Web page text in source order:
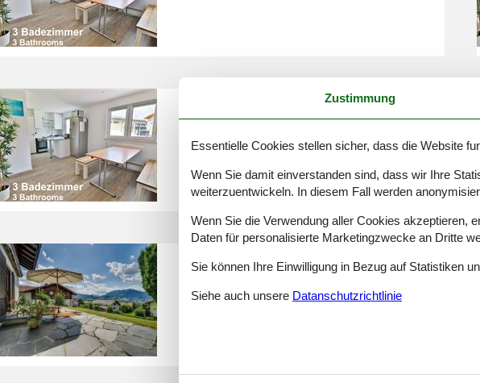
ferienhäuser allgäu 14 personen
ferienhaus allgäu 5 schlafzimmer
Zustimmung
Essentielle Cookies stellen sicher, dass die Website
Wenn Sie damit einverstanden sind, dass wir Ihre
weiterzuentwickeln. In diesem Fall werden
Wenn Sie die Verwendung aller Cookies akzeptieren,
Daten für personalisierte Marketingzwecke an Dritte
Sie können Ihre Einwilligung in Bezug auf Statistiken
Siehe auch unsere Datanschutzrichtlinie